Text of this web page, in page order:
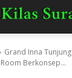
Grand Inna
Berkonsep...